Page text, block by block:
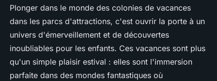
Découvrez les merveilles des
colonies de vacances en parcs
d'attractions
véronique•3 juin 2024•2 min de lecture
Plonger dans le monde des colonies de vacances
dans les parcs d'attractions, c'est ouvrir la porte à un
univers d'émerveillement et de découvertes
inoubliables pour les enfants. Ces vacances sont plus
qu'un simple plaisir estival : elles sont l'immersion
parfaite dans des mondes fantastiques où